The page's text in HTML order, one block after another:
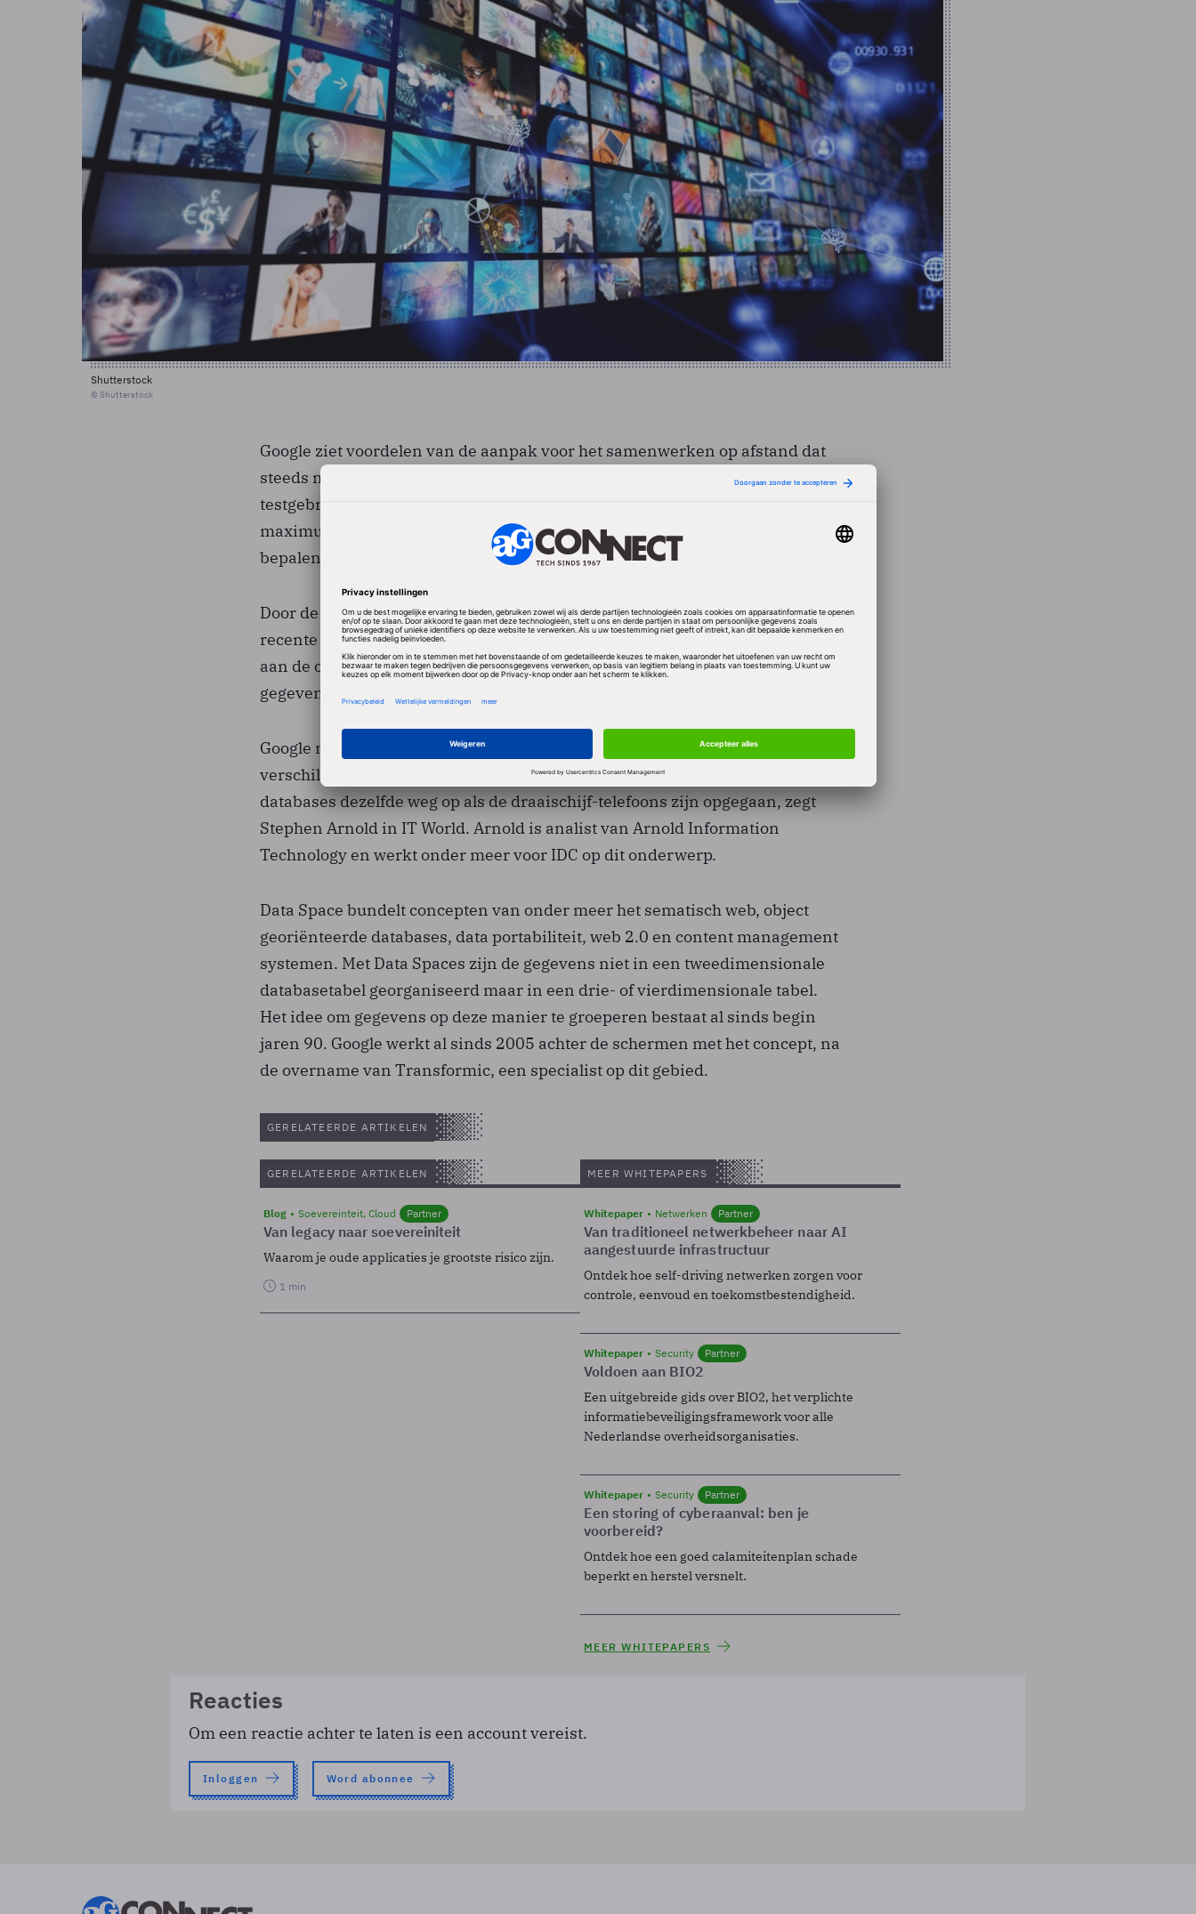
Shutterstock
© Shutterstock
Google ziet voordelen van de aanpak voor het samenwerken op afstand dat
steeds meer in zwang raakt. In de experimentele versie hebben
testgebruikers de beschikking over 100 MB schijfruimte per data set en een
maximum van 250 MB per gebruiker. De eigenaar van de gegevens kan zelf
bepalen wie toegang krijgt tot de gegevens.
Door de bestanden online te beheren beschikt iedereen altijd over de meest
recente gegevens. Google heeft bovendien allerlei hulpmiddelen toegevoegd
aan de online-database. Zo is het bijvoorbeeld mogelijk geografische
gegevens te koppelen aan Google Maps.
Google maakt gebruik van'data spaces'
als technologie om gegevens uit
verschillende bronnen samen te voegen. "Dit concept stuurt conventionele
databases dezelfde weg op als de draaischijf-telefoons zijn opgegaan, zegt
Stephen Arnold in IT World. Arnold is analist van Arnold Information
Technology en werkt onder meer voor IDC op dit onderwerp.
Data Space bundelt concepten van onder meer het sematisch web, object
georiënteerde databases, data portabiliteit, web 2.0 en content management
systemen. Met Data Spaces zijn de gegevens niet in een tweedimensionale
databasetabel georganiseerd maar in een drie- of vierdimensionale tabel.
Het idee om gegevens op deze manier te groeperen bestaat al sinds begin
jaren 90. Google werkt al sinds 2005 achter de schermen met het concept, na
de overname van Transformic, een specialist op dit gebied.
GERELATEERDE ARTIKELEN
GERELATEERDE ARTIKELEN
Blog Soevereinteit, Cloud Partner
Van legacy naar soevereiniteit
Waarom je oude applicaties je grootste risico zijn.
1 min
MEER WHITEPAPERS
Whitepaper Netwerken Partner
Van traditioneel netwerkbeheer naar AI
aangestuurde infrastructuur
Ontdek hoe self-driving netwerken zorgen voor
controle, eenvoud en toekomstbestendigheid.
Whitepaper Security Partner
Voldoen aan BIO2
Een uitgebreide gids over BIO2, het verplichte
informatiebeveiligingsframework voor alle
Nederlandse overheidsorganisaties.
Whitepaper Security Partner
Een storing of cyberaanval: ben je
voorbereid?
Ontdek hoe een goed calamiteitenplan schade
beperkt en herstel versnelt.
MEER WHITEPAPERS
Reacties
Om een reactie achter te laten is een account vereist.
Inloggen Word abonnee